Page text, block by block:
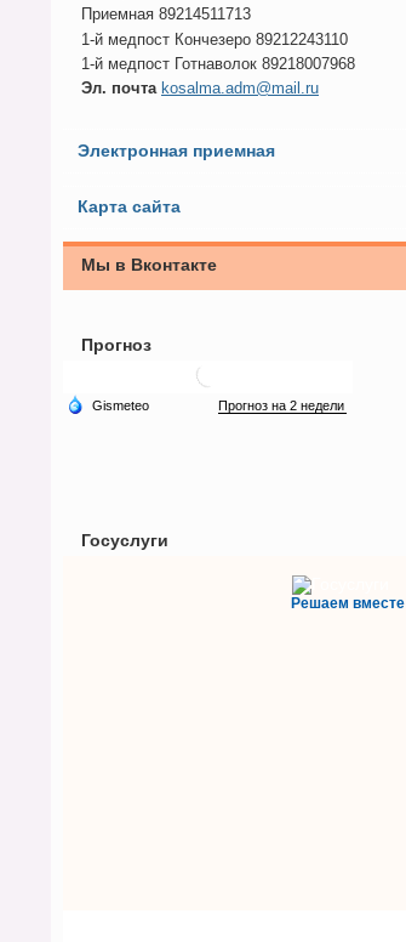
Приемная 89214511713
1-й медпост Кончезеро 89212243110
1-й медпост Готнаволок 89218007968
Эл. почта kosalma.adm@mail.ru
Электронная приемная
Карта сайта
Мы в Вконтакте
Прогноз
Госуслуги
Решаем вместе